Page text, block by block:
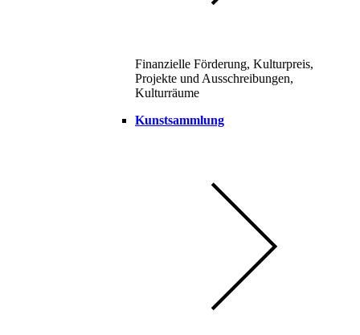
Finanzielle Förderung, Kulturpreis,
Projekte und Ausschreibungen,
Kulturräume
Kunstsammlung